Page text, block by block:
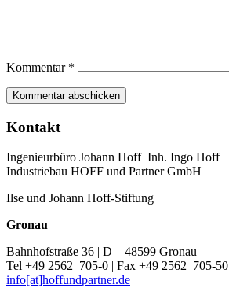
Kommentar *
Kontakt
Ingenieurbüro Johann Hoff Inh. Ingo Hoff
Industriebau HOFF und Partner GmbH
Ilse und Johann Hoff-Stiftung
Gronau
Bahnhofstraße 36 | D – 48599 Gronau
Tel +49 2562 705-0 | Fax +49 2562 705-50
info[at]hoffundpartner.de